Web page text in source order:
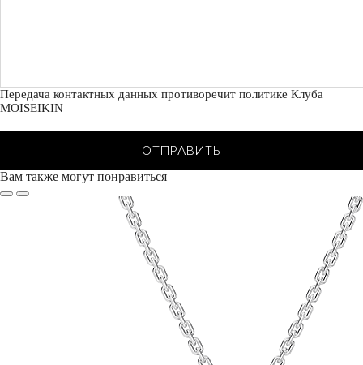
Передача контактных данных противоречит политике Клуба
MOISEIKIN
ОТПРАВИТЬ
Вам также могут понравиться